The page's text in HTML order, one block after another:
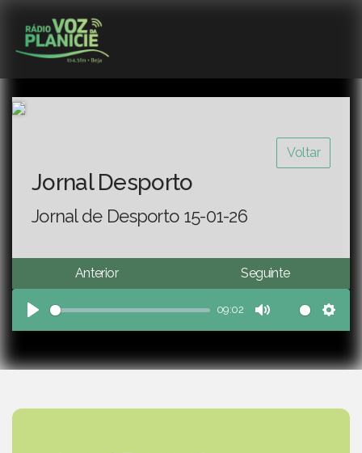
Voltar
Jornal Desporto
Jornal de Desporto 15-01-26
Anterior Seguinte
Play
09:02
Mute